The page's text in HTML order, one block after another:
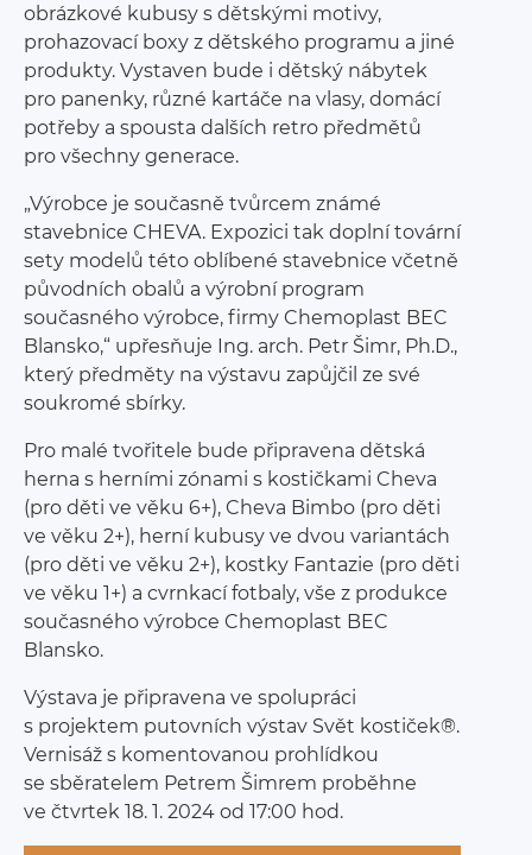
obrázkové kubusy s dětskými motivy,
prohazovací boxy z dětského programu a jiné
produkty. Vystaven bude i dětský nábytek
pro panenky, různé kartáče na vlasy, domácí
potřeby a spousta dalších retro předmětů
pro všechny generace.
„Výrobce je současně tvůrcem známé
stavebnice CHEVA. Expozici tak doplní tovární
sety modelů této oblíbené stavebnice včetně
původních obalů a výrobní program
současného výrobce, firmy Chemoplast BEC
Blansko,“ upřesňuje Ing. arch. Petr Šimr, Ph.D.,
který předměty na výstavu zapůjčil ze své
soukromé sbírky.
Pro malé tvořitele bude připravena dětská
herna s herními zónami s kostičkami Cheva
(pro děti ve věku 6+), Cheva Bimbo (pro děti
ve věku 2+), herní kubusy ve dvou variantách
(pro děti ve věku 2+), kostky Fantazie (pro děti
ve věku 1+) a cvrnkací fotbaly, vše z produkce
současného výrobce Chemoplast BEC
Blansko.
Výstava je připravena ve spolupráci
s projektem putovních výstav Svět kostiček®.
Vernisáž s komentovanou prohlídkou
se sběratelem Petrem Šimrem proběhne
ve čtvrtek 18. 1. 2024 od 17:00 hod.